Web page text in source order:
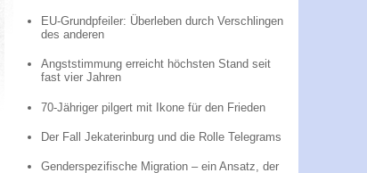
EU-Grundpfeiler: Überleben durch Verschlingen
des anderen
Angststimmung erreicht höchsten Stand seit
fast vier Jahren
70-Jähriger pilgert mit Ikone für den Frieden
Der Fall Jekaterinburg und die Rolle Telegrams
Genderspezifische Migration – ein Ansatz, der